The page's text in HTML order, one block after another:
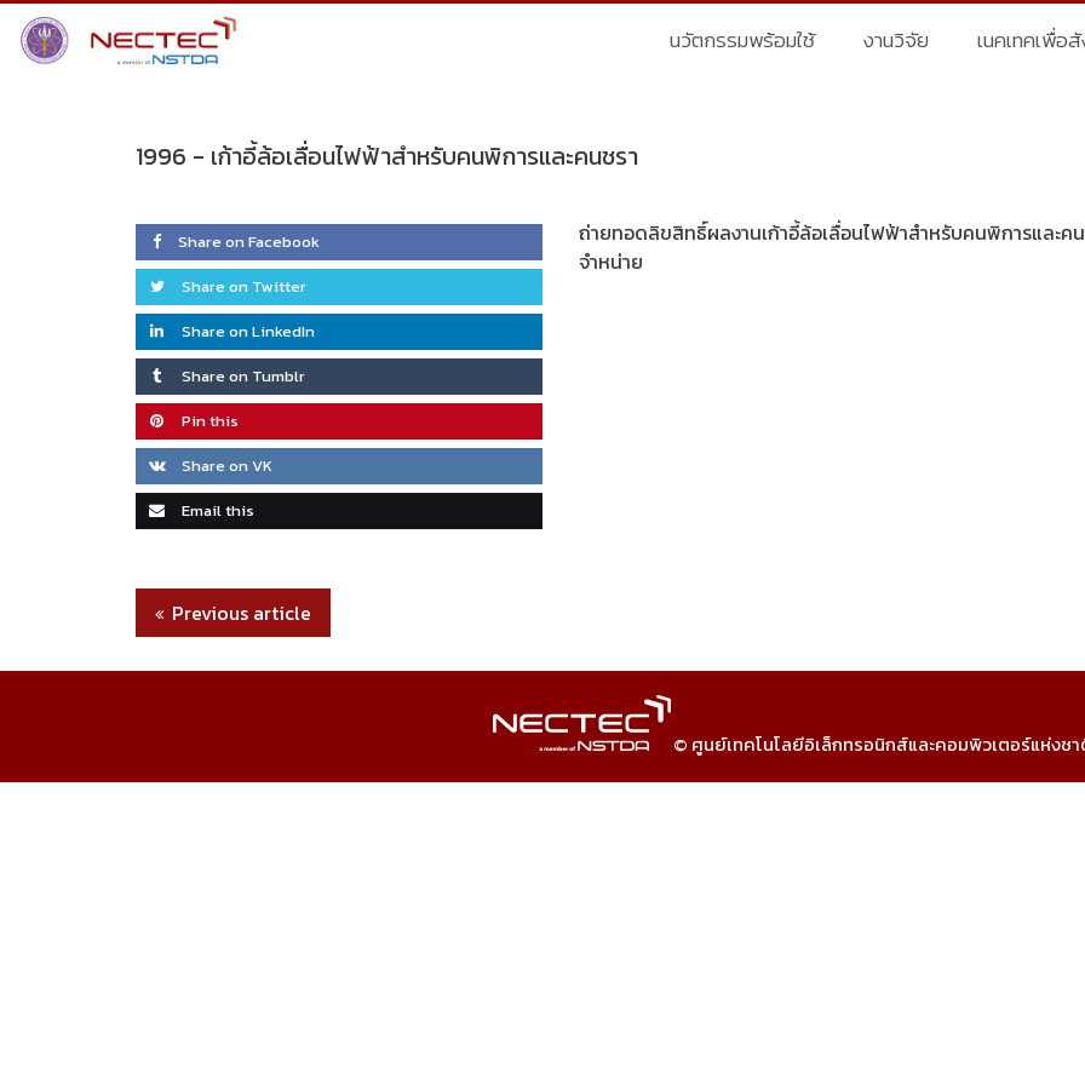
Skip
นวัตกรรมพร้อมใช้ งานวิจัย เนคเทคเพื่อ
1996 - เก้าอี้ล้อเลื่อนไฟฟ้าสำหรับคนพิการและคนชรา
Share on Facebook
Share on Twitter
Share on LinkedIn
Share on Tumblr
Pin this
Share on VK
Email this
ถ่ายทอดลิขสิทธิ์ผลงานเก้าอี้ล้อเลื่อนไฟฟ้าสำหรับคนพิการและ
จำหน่าย
Previous article
© ศูนย์เทคโนโลยีอิเล็กทรอนิกส์และคอมพิวเตอร์แห่งชา